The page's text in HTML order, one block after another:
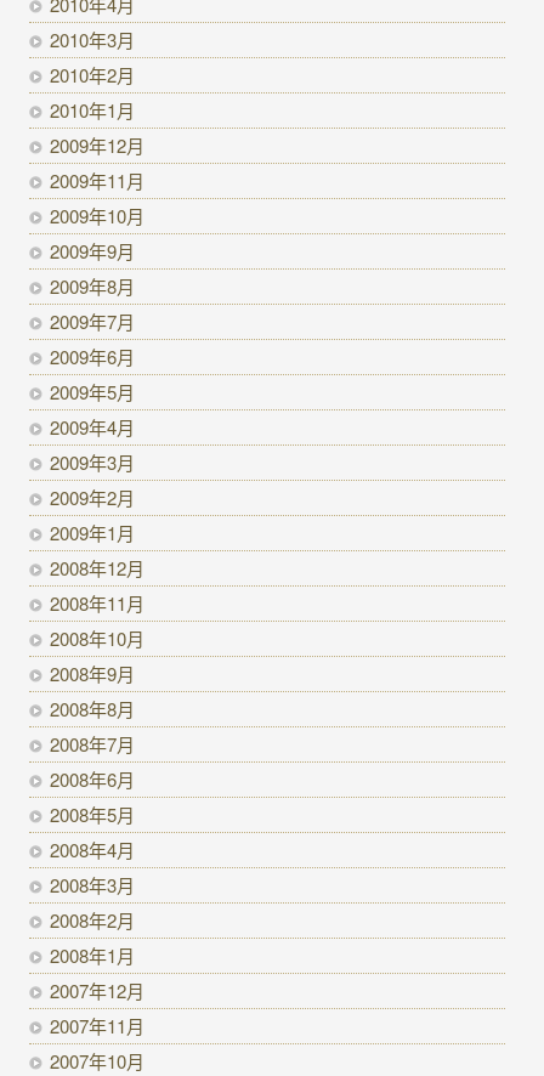
2010年3月
2010年2月
2010年1月
2009年12月
2009年11月
2009年10月
2009年9月
2009年8月
2009年7月
2009年6月
2009年5月
2009年4月
2009年3月
2009年2月
2009年1月
2008年12月
2008年11月
2008年10月
2008年9月
2008年8月
2008年7月
2008年6月
2008年5月
2008年4月
2008年3月
2008年2月
2008年1月
2007年12月
2007年11月
2007年10月